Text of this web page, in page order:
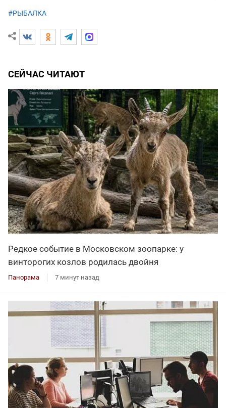
#РЫБАЛКА
СЕЙЧАС ЧИТАЮТ
Редкое событие в Московском зоопарке: у
винторогих козлов родилась двойня
Панорама 7 минут назад